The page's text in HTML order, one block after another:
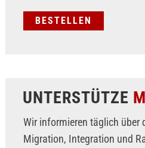
UNTERSTÜTZE
Wir informieren täglich über
Migration, Integration und